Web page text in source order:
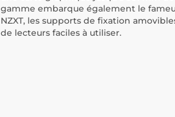
gamme embarque également le
NZXT, les supports de fixation
de lecteurs faciles à utiliser.